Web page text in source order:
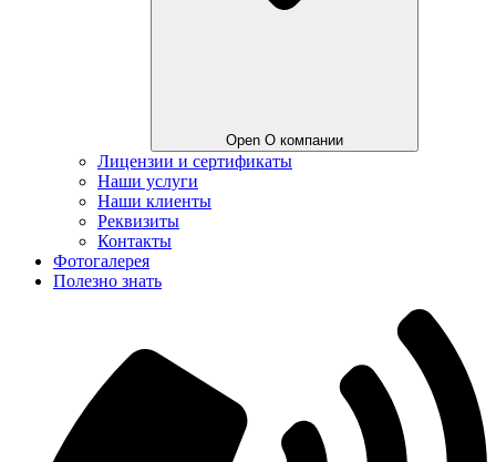
Open О компании
Лицензии и сертификаты
Наши услуги
Наши клиенты
Реквизиты
Контакты
Фотогалерея
Полезно знать